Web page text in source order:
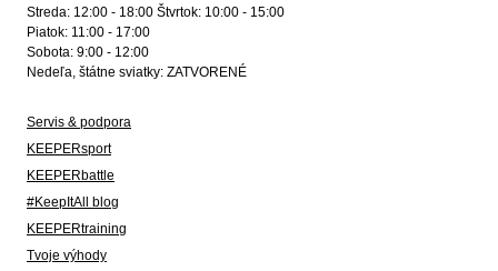
Streda: 12:00 - 18:00 Štvrtok: 10:00 - 15:00
Piatok: 11:00 - 17:00
Sobota: 9:00 - 12:00
Nedeľa, štátne sviatky: ZATVORENÉ
Servis & podpora
KEEPERsport
KEEPERbattle
#KeepItAll blog
KEEPERtraining
Tvoje výhody